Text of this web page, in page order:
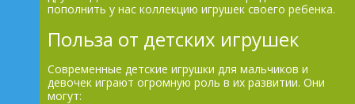
пополнить у нас коллекцию игрушек своего ребенка.
Польза от детских игрушек
Современные детские игрушки для мальчиков и
девочек играют огромную роль в их развитии. Они
могут: